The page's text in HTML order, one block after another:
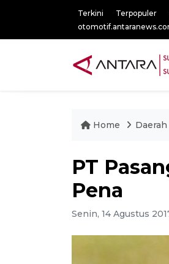
Terkini Terpopuler
Home Daerah
PT
Pena
Senin, 14 Agustus